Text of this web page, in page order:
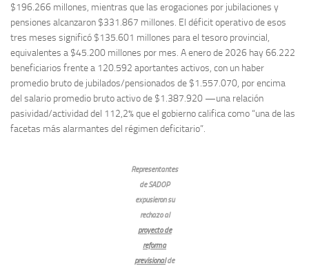
$196.266 millones, mientras que las erogaciones por jubilaciones y
pensiones alcanzaron $331.867 millones. El déficit operativo de esos
tres meses significó $135.601 millones para el tesoro provincial,
equivalentes a $45.200 millones por mes. A enero de 2026 hay 66.222
beneficiarios frente a 120.592 aportantes activos, con un haber
promedio bruto de jubilados/pensionados de $1.557.070, por encima
del salario promedio bruto activo de $1.387.920 —una relación
pasividad/actividad del 112,2% que el gobierno califica como “una de las
facetas más alarmantes del régimen deficitario”.
Representantes
de SADOP
expusieron su
rechazo al
proyecto de
reforma
previsionalde